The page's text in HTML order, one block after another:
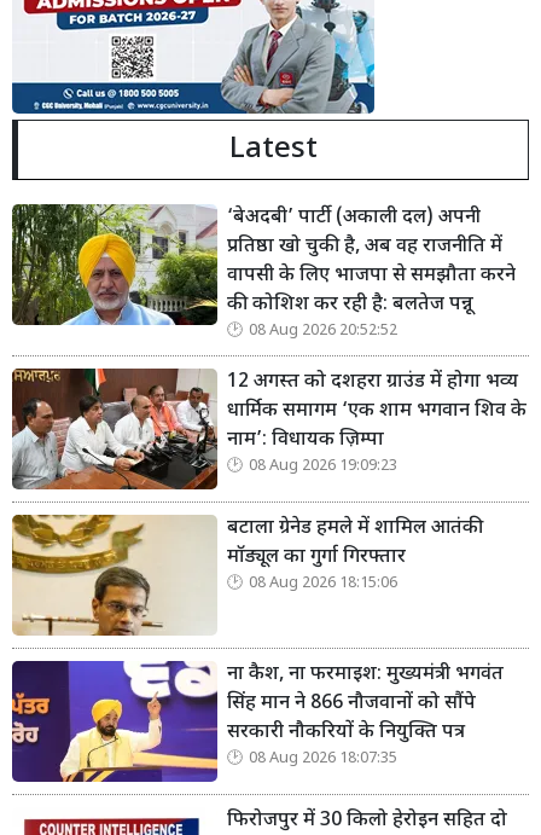
Latest
‘बेअदबी’ पार्टी (अकाली दल) अपनी
प्रतिष्ठा खो चुकी है, अब वह राजनीति में
वापसी के लिए भाजपा से समझौता करने
की कोशिश कर रही है: बलतेज पन्नू
08 Aug 2026 20:52:52
12 अगस्त को दशहरा ग्राउंड में होगा भव्य
धार्मिक समागम ‘एक शाम भगवान शिव के
नाम’: विधायक ज़िम्पा
08 Aug 2026 19:09:23
बटाला ग्रेनेड हमले में शामिल आतंकी
मॉड्यूल का गुर्गा गिरफ्तार
08 Aug 2026 18:15:06
ना कैश, ना फरमाइश: मुख्यमंत्री भगवंत
सिंह मान ने 866 नौजवानों को सौंपे
सरकारी नौकरियों के नियुक्ति पत्र
08 Aug 2026 18:07:35
फिरोजपुर में 30 किलो हेरोइन सहित दो